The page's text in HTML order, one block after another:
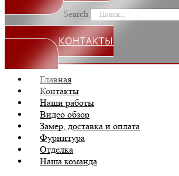
Search
КОНТАКТЫ
Главная
Контакты
Наши работы
Видео обзор
Замер, доставка и оплата
Фурнитура
Отделка
Наша команда